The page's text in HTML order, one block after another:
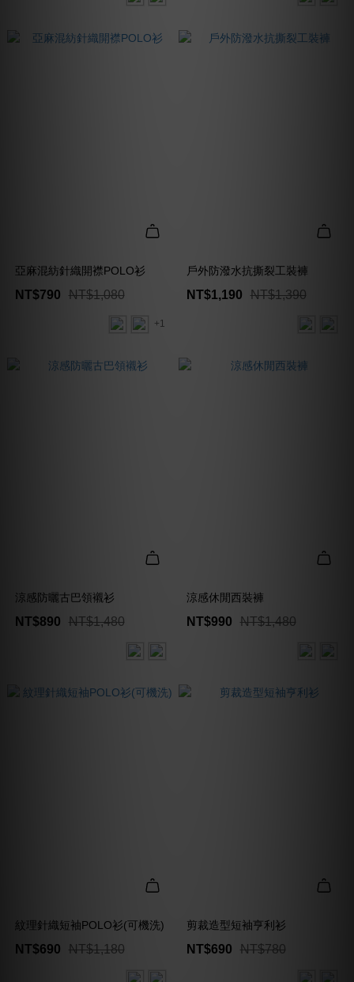
亞麻混紡針織開襟POLO衫
NT$790 NT$1,080
+1
戶外防潑水抗撕裂工裝褲
NT$1,190 NT$1,390
涼感防曬古巴領襯衫
NT$890 NT$1,480
涼感休閒西裝褲
NT$990 NT$1,480
紋理針織短袖POLO衫(可機洗)
NT$690 NT$1,180
剪裁造型短袖亨利衫
NT$690 NT$780